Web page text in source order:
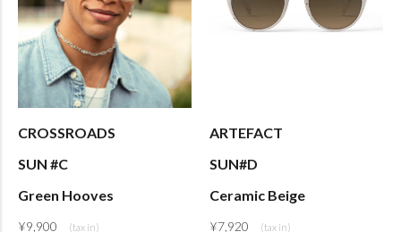
CROSSROADS
SUN #C
Green Hooves
¥9,900
ARTEFACT
SUN#D
Ceramic Beige
¥7,920